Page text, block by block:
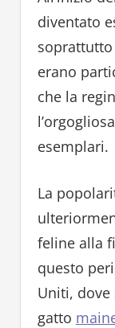
diventato
erano
che la
esemplari.
La
feline alla
questo
Uniti,
gatto